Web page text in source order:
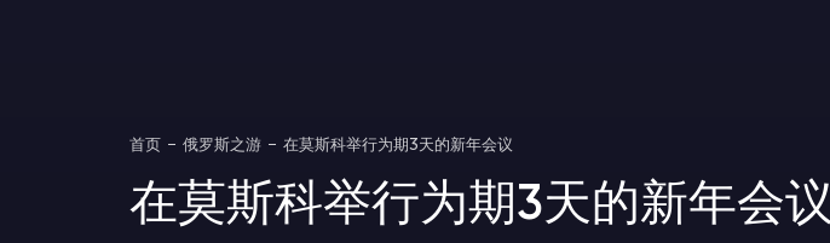
首页 俄罗斯之游 在莫斯科举行为期3天的新年会议
在莫斯科举行为期3天的新年会议